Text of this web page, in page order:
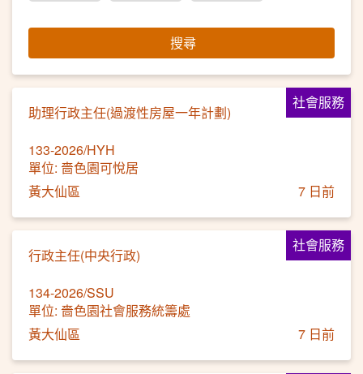
搜尋
社會服務
助理行政主任(過渡性房屋一年計劃)
133-2026/HYH
單位: 嗇色園可悅居
黃大仙區
7 日前
社會服務
行政主任(中央行政)
134-2026/SSU
單位: 嗇色園社會服務統籌處
黃大仙區
7 日前